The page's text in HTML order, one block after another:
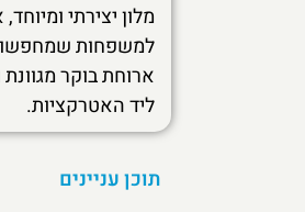
מלון יצירתי
למשפחות
ארוחת בוקר
ליד האטרקציות.
תוכן עניינים